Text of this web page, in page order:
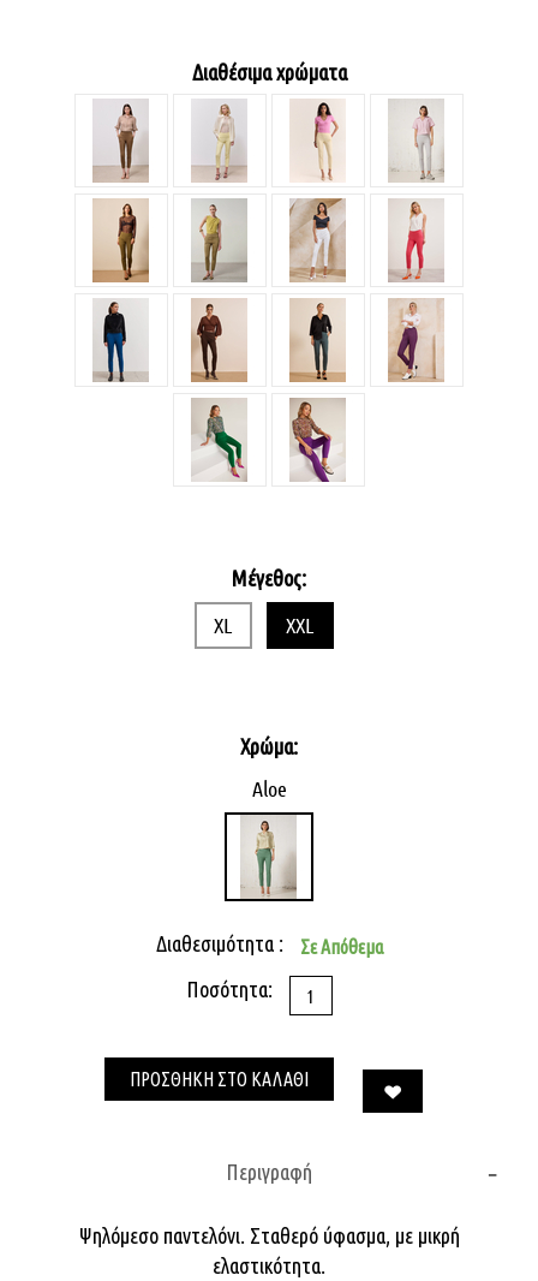
Διαθέσιμα χρώματα
Μέγεθος:
XL
XXL
Χρώμα:
Aloe
Διαθεσιμότητα : Σε Απόθεμα
Ποσότητα:
ΠΡΟΣΘΗΚΗ ΣΤΟ ΚΑΛΑΘΙ
Περιγραφή
Ψηλόμεσο παντελόνι. Σταθερό ύφασμα, με μικρή
ελαστικότητα.